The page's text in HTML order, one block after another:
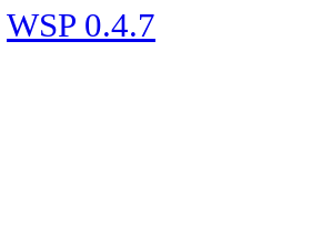
WSP 0.4.7